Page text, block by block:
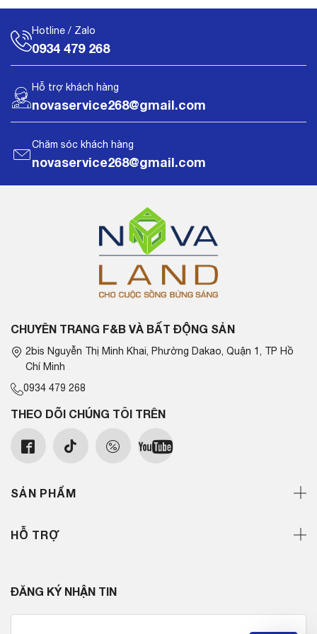
Hotline / Zalo
0934 479 268
Hỗ trợ khách hàng
novaservice268@gmail.com
Chăm sóc khách hàng
novaservice268@gmail.com
CHUYÊN TRANG F&B VÀ BẤT ĐỘNG SẢN
2bis Nguyễn Thị Minh Khai, Phường Dakao, Quận 1, TP Hồ
Chí Minh
0934 479 268
THEO DÕI CHÚNG TÔI TRÊN
SẢN PHẨM
HỖ TRỢ
ĐĂNG KÝ NHẬN TIN